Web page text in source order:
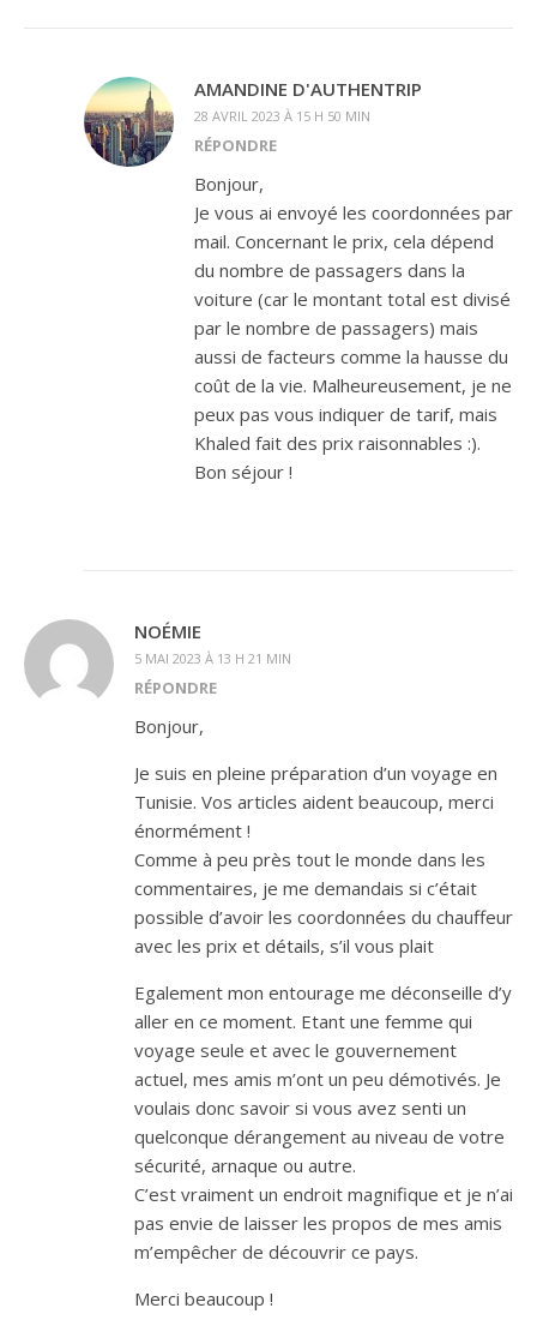
AMANDINE D'AUTHENTRIP
28 AVRIL 2023 À 15 H 50 MIN
RÉPONDRE
Bonjour,
Je vous ai envoyé les coordonnées par
mail. Concernant le prix, cela dépend
du nombre de passagers dans la
voiture (car le montant total est divisé
par le nombre de passagers) mais
aussi de facteurs comme la hausse du
coût de la vie. Malheureusement, je ne
peux pas vous indiquer de tarif, mais
Khaled fait des prix raisonnables :).
Bon séjour !
NOÉMIE
5 MAI 2023 À 13 H 21 MIN
RÉPONDRE
Bonjour,
Je suis en pleine préparation d’un voyage en
Tunisie. Vos articles aident beaucoup, merci
énormément !
Comme à peu près tout le monde dans les
commentaires, je me demandais si c’était
possible d’avoir les coordonnées du chauffeur
avec les prix et détails, s’il vous plait
Egalement mon entourage me déconseille d’y
aller en ce moment. Etant une femme qui
voyage seule et avec le gouvernement
actuel, mes amis m’ont un peu démotivés. Je
voulais donc savoir si vous avez senti un
quelconque dérangement au niveau de votre
sécurité, arnaque ou autre.
C’est vraiment un endroit magnifique et je n’ai
pas envie de laisser les propos de mes amis
m’empêcher de découvrir ce pays.
Merci beaucoup !